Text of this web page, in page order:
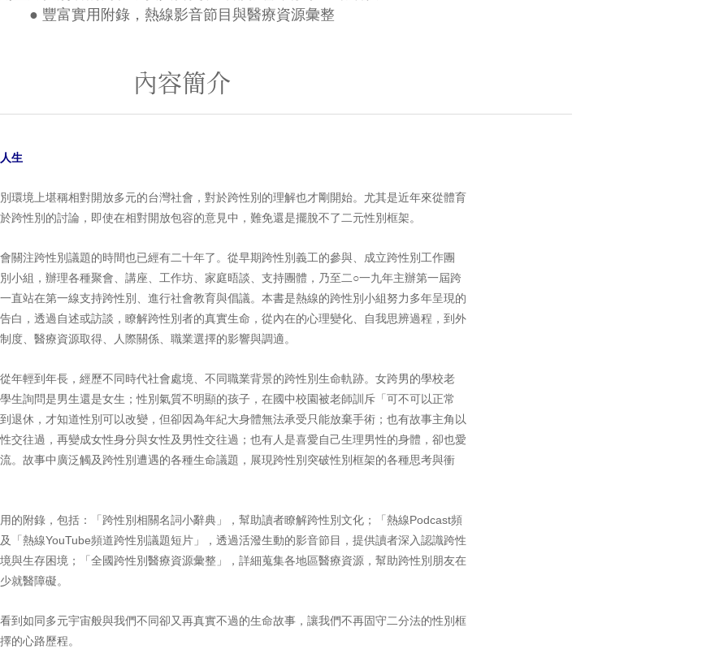
● 豐富實用附錄，熱線影音節目與醫療資源彙整
內容簡介
生
上堪稱相對開放多元的台灣社會，對於跨性別的理解也才剛開始。尤其是近年來從體育
跨性別的討論，即使在相對開放包容的意見中，難免還是擺脫不了二元性別框架。
跨性別議題的時間也已經有二十年了。從早期跨性別義工的參與、成立跨性別工作團
小組，辦理各種聚會、講座、工作坊、家庭晤談、支持團體，乃至二○一九年主辦第一屆跨
直站在第一線支持跨性別、進行社會教育與倡議。本書是熱線的跨性別小組努力多年呈現的
白，透過自述或訪談，瞭解跨性別者的真實生命，從內在的心理變化、自我思辨過程，到外
度、醫療資源取得、人際關係、職業選擇的影響與調適。
到年長，經歷不同時代社會處境、不同職業背景的跨性別生命軌跡。女跨男的學校老
生詢問是男生還是女生；性別氣質不明顯的孩子，在國中校園被老師訓斥「可不可以正常
退休，才知道性別可以改變，但卻因為年紀大身體無法承受只能放棄手術；也有故事主角以
交往過，再變成女性身分與女性及男性交往過；也有人是喜愛自己生理男性的身體，卻也愛
。故事中廣泛觸及跨性別遭遇的各種生命議題，展現跨性別突破性別框架的各種思考與衝
錄，包括：「跨性別相關名詞小辭典」，幫助讀者瞭解跨性別文化；「熱線Podcast頻
「熱線YouTube頻道跨性別議題短片」，透過活潑生動的影音節目，提供讀者深入認識跨性
與生存困境；「全國跨性別醫療資源彙整」，詳細蒐集各地區醫療資源，幫助跨性別朋友在
就醫障礙。
同多元宇宙般與我們不同卻又再真實不過的生命故事，讓我們不再固守二分法的性別框
的心路歷程。